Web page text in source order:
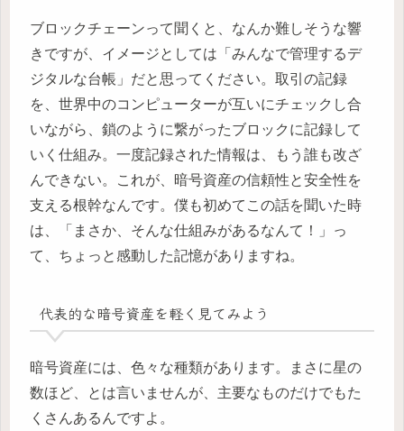
ブロックチェーンって聞くと、なんか難しそうな響
きですが、イメージとしては「みんなで管理するデ
ジタルな台帳」だと思ってください。取引の記録
を、世界中のコンピューターが互いにチェックし合
いながら、鎖のように繋がったブロックに記録して
いく仕組み。一度記録された情報は、もう誰も改ざ
んできない。これが、暗号資産の信頼性と安全性を
支える根幹なんです。僕も初めてこの話を聞いた時
は、「まさか、そんな仕組みがあるなんて！」っ
て、ちょっと感動した記憶がありますね。
代表的な暗号資産を軽く見てみよう
暗号資産には、色々な種類があります。まさに星の
数ほど、とは言いませんが、主要なものだけでもた
くさんあるんですよ。